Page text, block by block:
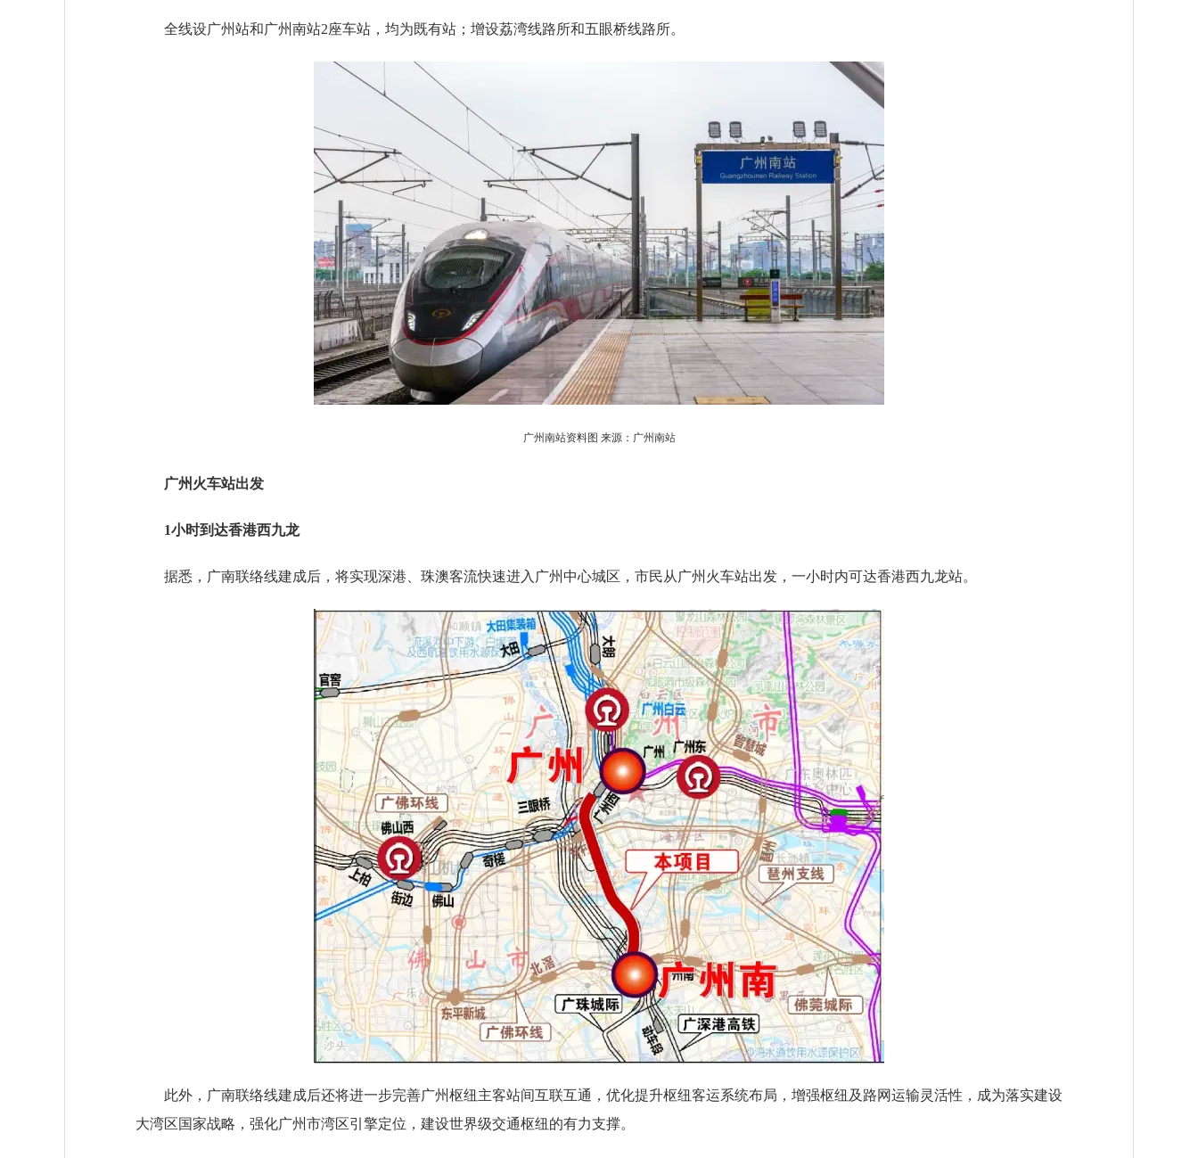
全线设广州站和广州南站2座车站，均为既有站；增设荔湾线路所和五眼桥线路所。
广州南站资料图 来源：广州南站
广州火车站出发
1小时到达香港西九龙
据悉，广南联络线建成后，将实现深港、珠澳客流快速进入广州中心城区，市民从广州火车站出发，一小时内可达香港西九龙站。
此外，广南联络线建成后还将进一步完善广州枢纽主客站间互联互通，优化提升枢纽客运系统布局，增强枢纽及路网运输灵活性，成为落实建设
大湾区国家战略，强化广州市湾区引擎定位，建设世界级交通枢纽的有力支撑。